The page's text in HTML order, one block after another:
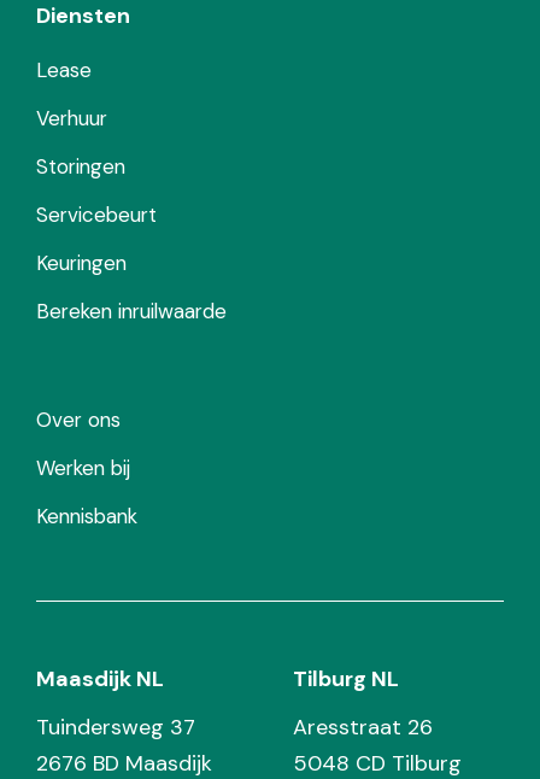
Diensten
Lease
Verhuur
Storingen
Servicebeurt
Keuringen
Bereken inruilwaarde
Over ons
Werken bij
Kennisbank
Maasdijk NL
Tuindersweg 37
2676 BD Maasdijk
Tilburg NL
Aresstraat 26
5048 CD Tilburg